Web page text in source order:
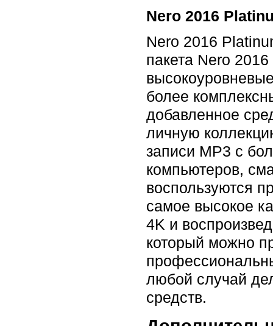
Nero 2016
Nero 2016
пакета Nero
более
добавленное
личную
записи MP3 с
компьютеров,
воспользуются
самое высокое
4K и
который можно
любой случай
средств.